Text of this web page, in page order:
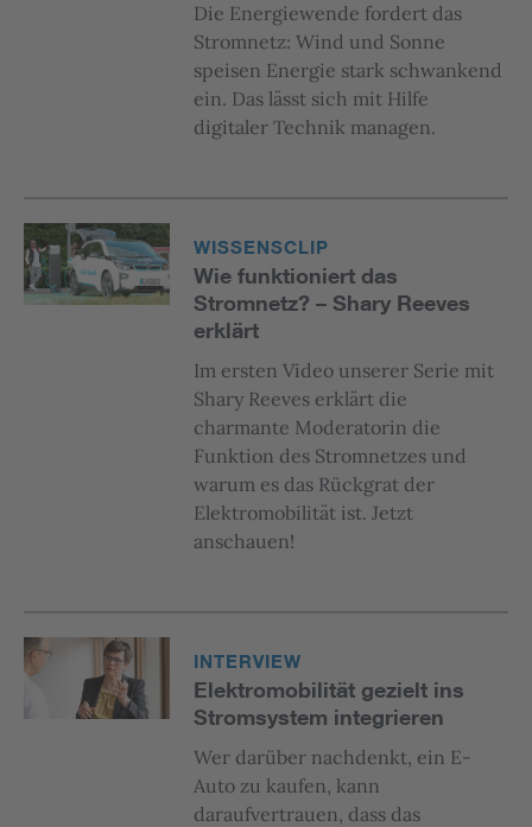
Die Energiewende fordert das
Stromnetz: Wind und Sonne
speisen Energie stark schwankend
ein. Das lässt sich mit Hilfe
digitaler Technik managen.
WISSENSCLIP
Wie funktioniert das
Stromnetz? – Shary Reeves
erklärt
Im ersten Video unserer Serie mit
Shary Reeves erklärt die
charmante Moderatorin die
Funktion des Stromnetzes und
warum es das Rückgrat der
Elektromobilität ist. Jetzt
anschauen!
INTERVIEW
Elektromobilität gezielt ins
Stromsystem integrieren
Wer darüber nachdenkt, ein E-
Auto zu kaufen, kann
daraufvertrauen, dass das